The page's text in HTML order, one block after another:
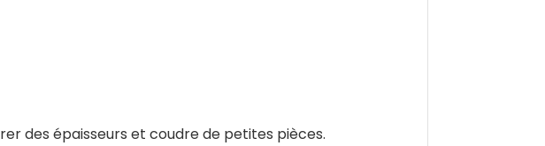
des épaisseurs et coudre de petites pièces.